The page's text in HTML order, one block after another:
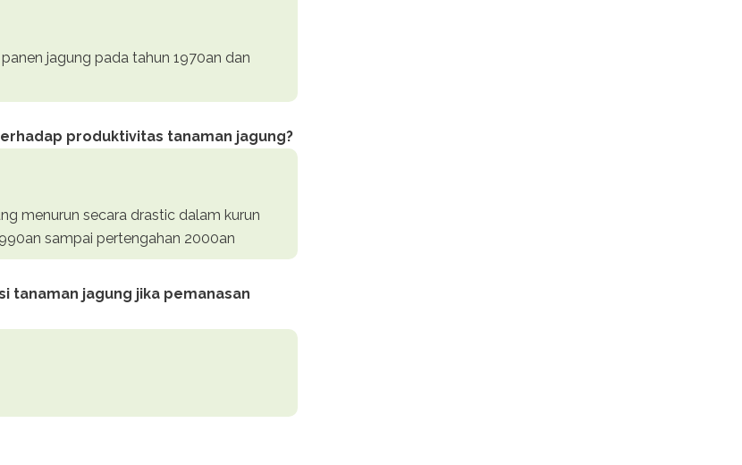
jagung pada tahun 1970an dan
produktivitas tanaman jagung?
menurun secara drastic dalam kurun
sampai pertengahan 2000an
tanaman jagung jika pemanasan